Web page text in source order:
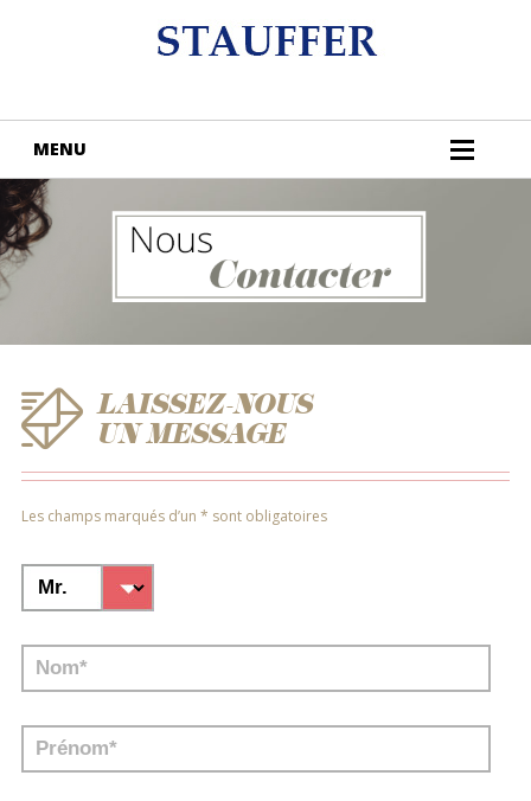
LAISSEZ-NOUS
UN MESSAGE
Les champs marqués d’un * sont obligatoires